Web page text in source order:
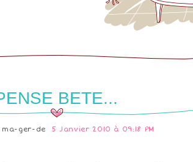
BETE...
ma-ger-de 5 Janvier 2010 à 09:18 PM